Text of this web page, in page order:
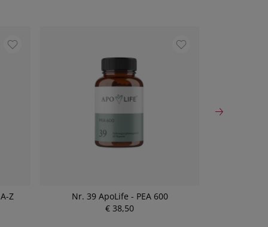
Z
Nr. 39 ApoLife - PEA 600
€ 38,50
P